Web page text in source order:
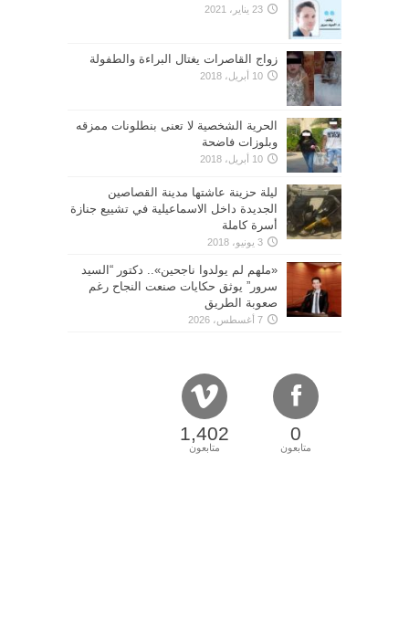
23 يناير، 2021
زواج القاصرات يغتال البراءة والطفولة
10 أبريل، 2018
الحرية الشخصية لا تعنى بنطلونات ممزقه
وبلوزات فاضحة
10 أبريل، 2018
ليلة حزينة عاشتها مدينة القصاصين
الجديدة داخل الاسماعيلية في تشييع جنازة
أسرة كاملة
3 يونيو، 2018
«ملهم لم يولدوا ناجحين».. دكتور “السيد
سرور” يوثق حكايات صنعت النجاح رغم
صعوبة الطريق
7 أغسطس، 2026
0
متابعون
1,402
متابعون